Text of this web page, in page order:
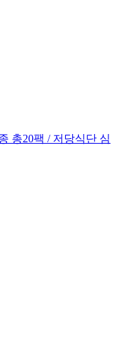
총20팩 / 저당식단 심